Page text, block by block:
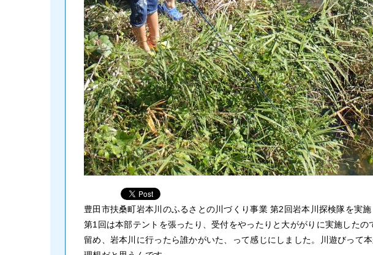
豊田市扶桑町岩本川のふるさとの川づくり事業 第2回岩本川探検隊を実施
第1回は本部テントを張ったり、受付をやったりと大ががりに実施した
留め、岩本川に行ったら誰かがいた、って感じにしました。川遊びっ